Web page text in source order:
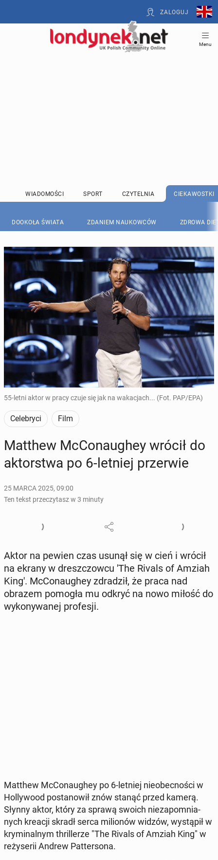
ZALOGUJ
Menu
WIADOMOŚCI SPORT CZYTELNIA CIEKAWOSTKI
DOOKOŁA ŚWIATA ZDANIEM NAUKOWCÓW ZDROWA
55-letni aktor w pracy czuje się jak na wakacjach... (Fot. PAP/EPA)
Celebryci Film
Matthew McCo­nau­ghey wrócił do
ak­tor­stwa po 6-letniej prze­rwie
25 MARCA 2025, 09:00
Ten tekst przeczytasz w 3 minuty
Aktor na pewien czas usunął się w cień i wrócił
na ekrany w dresz­czow­cu 'The Rivals of Amziah
King'. McCo­nau­ghey zdra­dził, że praca nad
obrazem pomogła mu odkryć na nowo miłość do
wy­ko­ny­wa­nej pro­fe­sji.
Matthew McCo­nau­ghey po 6-letniej nie­obec­no­ści w
Hol­ly­wo­od po­sta­no­wił znów stanąć przed kamerą.
Słynny aktor, który za sprawą swoich nie­za­po­mnia­
nych kreacji skradł serca mi­lio­nów widzów, wy­stą­pił w
kry­mi­nal­nym thril­le­rze "The Rivals of Amziah King" w
re­ży­se­rii Andrew Pat­ter­so­na.